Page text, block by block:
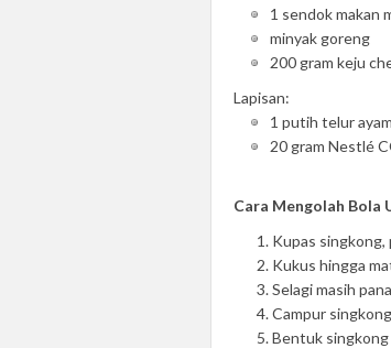
1 sendok makan
minyak goreng
200 gram keju
Lapisan:
1 putih telur
20 gram Nestlé
Cara Mengolah Bola
Kupas
Kukus hingga
Selagi masih
Campur
Bentuk singkong